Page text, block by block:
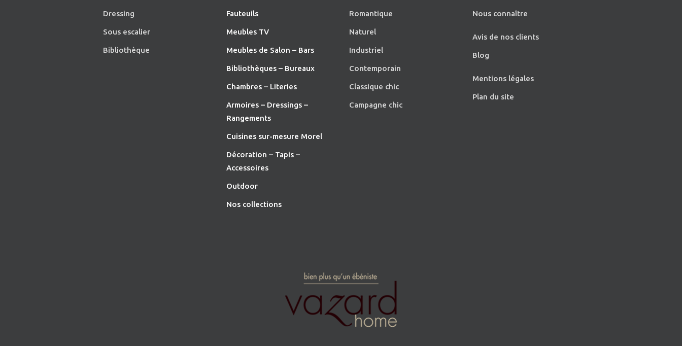
Dressing
Sous escalier
Bibliothèque
Fauteuils
Meubles TV
Meubles de Salon – Bars
Bibliothèques – Bureaux
Chambres – Literies
Armoires – Dressings –
Rangements
Cuisines sur-mesure Morel
Décoration – Tapis –
Accessoires
Outdoor
Nos collections
Romantique
Naturel
Industriel
Contemporain
Classique chic
Campagne chic
Nous connaître
Avis de nos clients
Blog
Mentions légales
Plan du site